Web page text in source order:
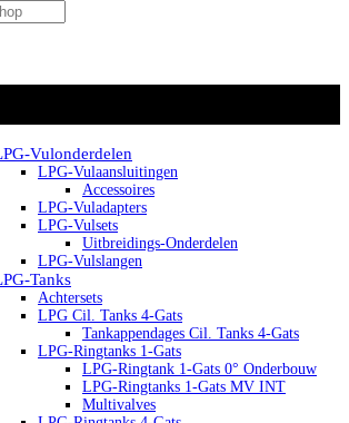
Vulonderdelen
LPG-Vulaansluitingen
Accessoires
LPG-Vuladapters
LPG-Vulsets
Uitbreidings-Onderdelen
LPG-Vulslangen
Tanks
Achtersets
LPG Cil. Tanks 4-Gats
Tankappendages Cil. Tanks 4-Gats
LPG-Ringtanks 1-Gats
LPG-Ringtank 1-Gats 0° Onderbouw
LPG-Ringtanks 1-Gats MV INT
Multivalves